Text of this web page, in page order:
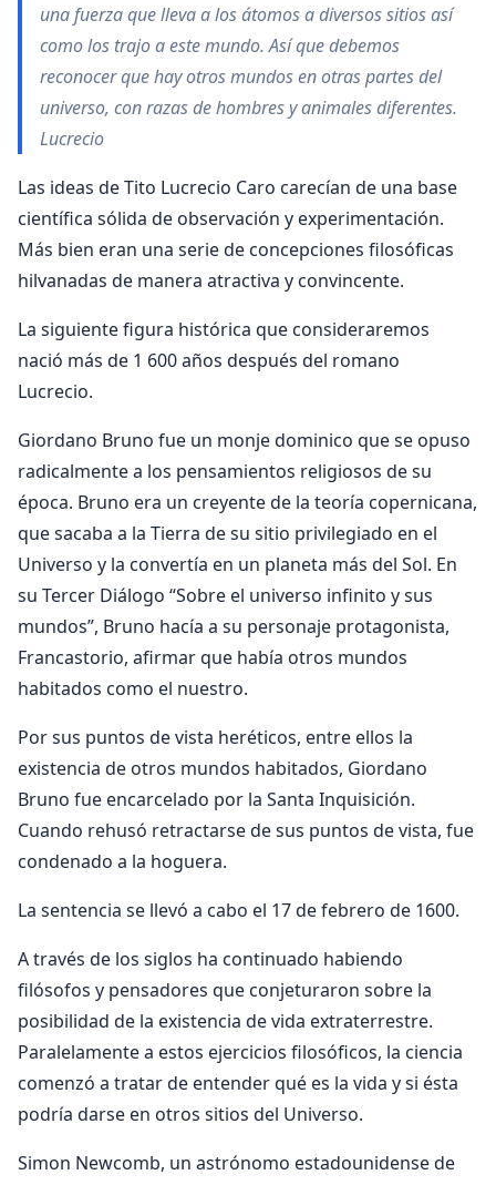
una fuerza que lleva a los átomos a diversos sitios así
como los trajo a este mundo. Así que debemos
reconocer que hay otros mundos en otras partes del
universo, con razas de hombres y animales diferentes.
Lucrecio
Las ideas de Tito Lucrecio Caro carecían de una base
científica sólida de observación y experimentación.
Más bien eran una serie de concepciones filosóficas
hilvanadas de manera atractiva y convincente.
La siguiente figura histórica que consideraremos
nació más de 1 600 años después del romano
Lucrecio.
Giordano Bruno fue un monje dominico que se opuso
radicalmente a los pensamientos religiosos de su
época. Bruno era un creyente de la teoría copernicana,
que sacaba a la Tierra de su sitio privilegiado en el
Universo y la convertía en un planeta más del Sol. En
su Tercer Diálogo “Sobre el universo infinito y sus
mundos”, Bruno hacía a su personaje protagonista,
Francastorio, afirmar que había otros mundos
habitados como el nuestro.
Por sus puntos de vista heréticos, entre ellos la
existencia de otros mundos habitados, Giordano
Bruno fue encarcelado por la Santa Inquisición.
Cuando rehusó retractarse de sus puntos de vista, fue
condenado a la hoguera.
La sentencia se llevó a cabo el 17 de febrero de 1600.
A través de los siglos ha continuado habiendo
filósofos y pensadores que conjeturaron sobre la
posibilidad de la existencia de vida extraterrestre.
Paralelamente a estos ejercicios filosóficos, la ciencia
comenzó a tratar de entender qué es la vida y si ésta
podría darse en otros sitios del Universo.
Simon Newcomb, un astrónomo estadounidense de